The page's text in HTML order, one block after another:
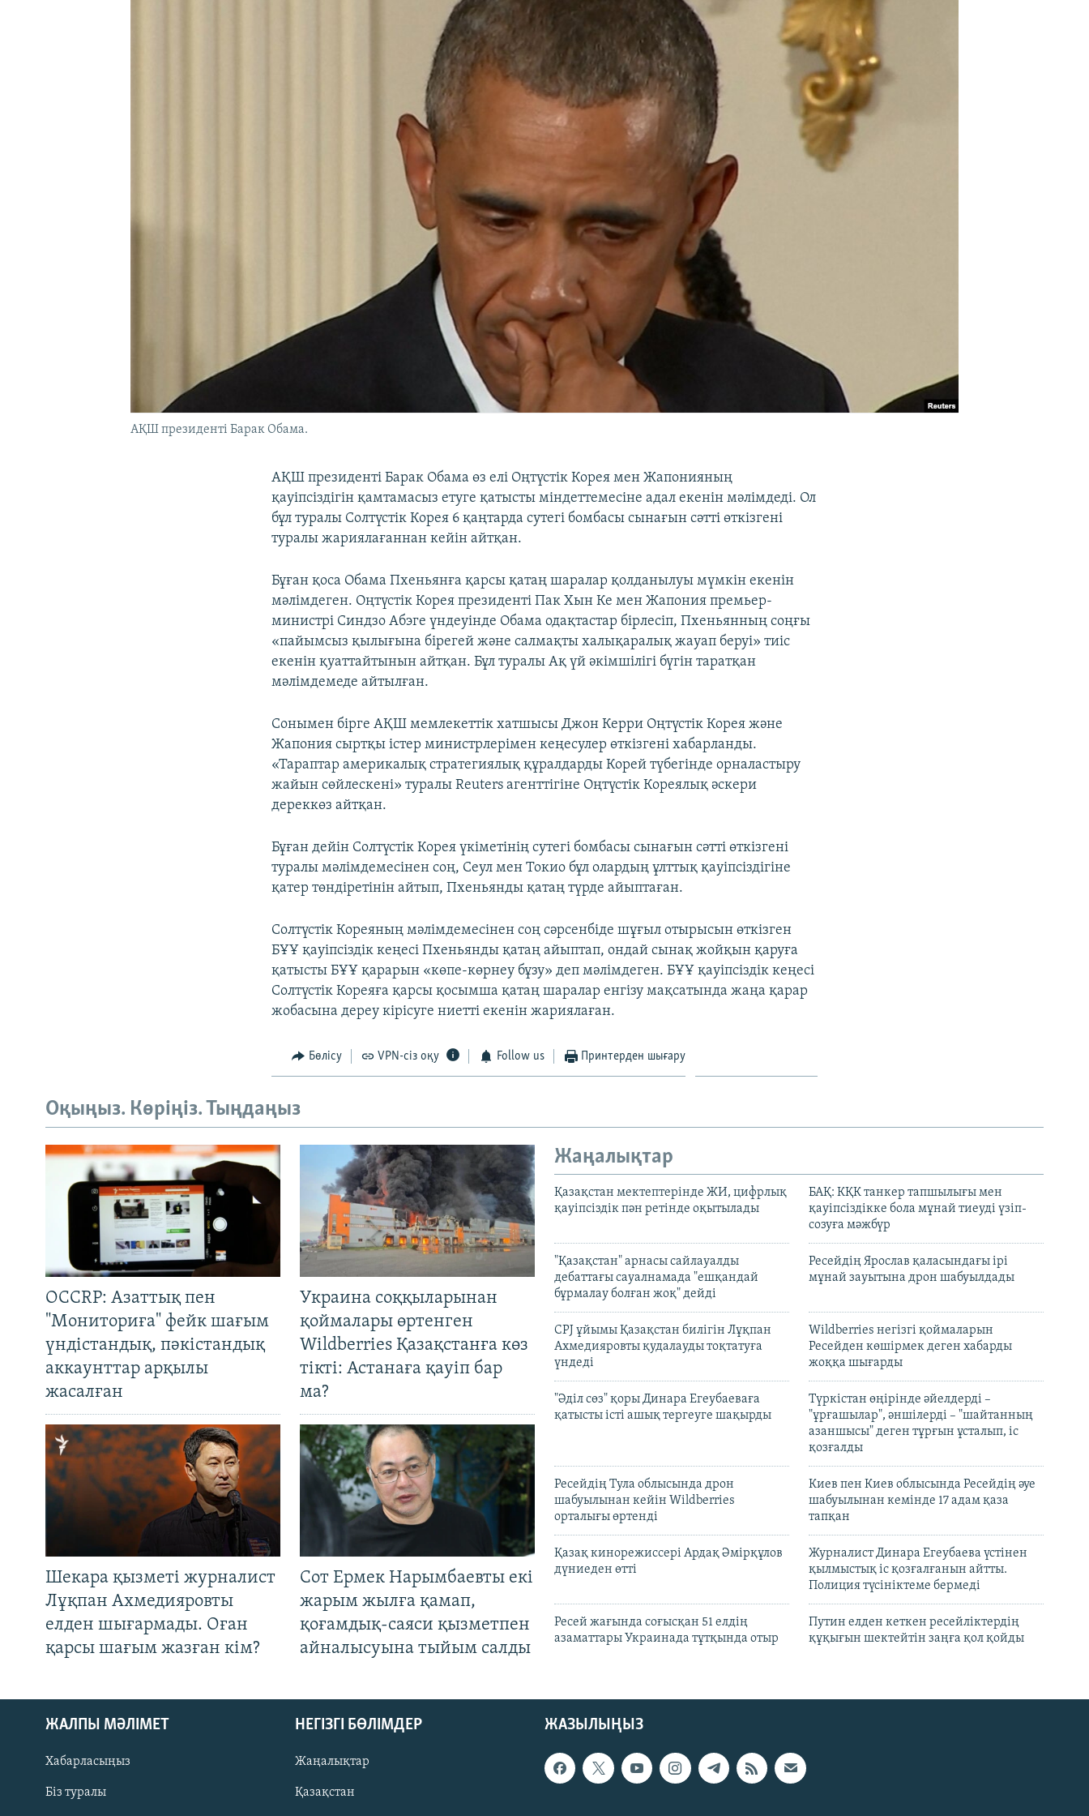
АҚШ президенті Барак Обама.
АҚШ президенті Барак Обама өз елі Оңтүстік Корея мен Жапонияның
қауіпсіздігін қамтамасыз етуге қатысты міндеттемесіне адал екенін мәлімдеді. Ол
бұл туралы Солтүстік Корея 6 қаңтарда сутегі бомбасы сынағын сәтті өткізгені
туралы жариялағаннан кейін айтқан.
Бұған қоса Обама Пхеньянға қарсы қатаң шаралар қолданылуы мүмкін екенін
мәлімдеген. Оңтүстік Корея президенті Пак Хын Ке мен Жапония премьер-
министрі Синдзо Абэге үндеуінде Обама одақтастар бірлесіп, Пхеньянның соңғы
«пайымсыз қылығына бірегей және салмақты халықаралық жауап беруі» тиіс
екенін қуаттайтынын айтқан. Бұл туралы Ақ үй әкімшілігі бүгін таратқан
мәлімдемеде айтылған.
Сонымен бірге АҚШ мемлекеттік хатшысы Джон Керри Оңтүстік Корея және
Жапония сыртқы істер министрлерімен кеңесулер өткізгені хабарланды.
«Тараптар америкалық стратегиялық құралдарды Корей түбегінде орналастыру
жайын сөйлескені» туралы Reuters агенттігіне Оңтүстік Кореялық әскери
дереккөз айтқан.
Бұған дейін Солтүстік Корея үкіметінің сутегі бомбасы сынағын сәтті өткізгені
туралы мәлімдемесінен соң, Сеул мен Токио бұл олардың ұлттық қауіпсіздігіне
қатер төндіретінін айтып, Пхеньянды қатаң түрде айыптаған.
Солтүстік Кореяның мәлімдемесінен соң сәрсенбіде шұғыл отырысын өткізген
БҰҰ қауіпсіздік кеңесі Пхеньянды қатаң айыптап, ондай сынақ жойқын қаруға
қатысты БҰҰ қарарын «көпе-көрнеу бұзу» деп мәлімдеген. БҰҰ қауіпсіздік кеңесі
Солтүстік Кореяға қарсы қосымша қатаң шаралар енгізу мақсатында жаңа қарар
жобасына дереу кірісуге ниетті екенін жариялаған.
Бөлісу VPN-сіз оқу Follow us Принтерден шығару
Оқыңыз. Көріңіз. Тыңдаңыз
OCCRP: Азаттық пен
"Мониториға" фейк шағым
үндістандық, пәкістандық
аккаунттар арқылы
жасалған
Украина соққыларынан
қоймалары өртенген
Wildberries Қазақстанға көз
тікті: Астанаға қауіп бар
ма?
Шекара қызметі журналист
Лұқпан Ахмедияровты
елден шығармады. Оған
қарсы шағым жазған кім?
Сот Ермек Нарымбаевты екі
жарым жылға қамап,
қоғамдық-саяси қызметпен
айналысуына тыйым салды
Жаңалықтар
Қазақстан мектептерінде ЖИ, цифрлық
қауіпсіздік пән ретінде оқытылады
БАҚ: КҚК танкер тапшылығы мен
қауіпсіздікке бола мұнай тиеуді үзіп-
созуға мәжбүр
"Қазақстан" арнасы сайлауалды
дебаттағы сауалнамада "ешқандай
бұрмалау болған жоқ" дейді
Ресейдің Ярослав қаласындағы ірі
мұнай зауытына дрон шабуылдады
CPJ ұйымы Қазақстан билігін Лұқпан
Ахмедияровты қудалауды тоқтатуға
үндеді
Wildberries негізгі қоймаларын
Ресейден көшірмек деген хабарды
жоққа шығарды
"Әділ сөз" қоры Динара Егеубаеваға
қатысты істі ашық тергеуге шақырды
Түркістан өңірінде әйелдерді –
"ұрғашылар", әншілерді – "шайтанның
азаншысы" деген тұрғын ұсталып, іс
қозғалды
Ресейдің Тула облысында дрон
шабуылынан кейін Wildberries
орталығы өртенді
Киев пен Киев облысында Ресейдің әуе
шабуылынан кемінде 17 адам қаза
тапқан
Қазақ кинорежиссері Ардақ Әмірқұлов
дүниеден өтті
Журналист Динара Егеубаева үстінен
қылмыстық іс қозғалғанын айтты.
Полиция түсініктеме бермеді
Ресей жағында соғысқан 51 елдің
азаматтары Украинада тұтқында отыр
Путин елден кеткен ресейліктердің
құқығын шектейтін заңға қол қойды
ЖАЗЫЛЫҢЫЗ
ЖАЛПЫ МӘЛІМЕТ
Хабарласыңыз
Біз туралы
НЕГІЗГІ БӨЛІМДЕР
Жаңалықтар
Қазақстан